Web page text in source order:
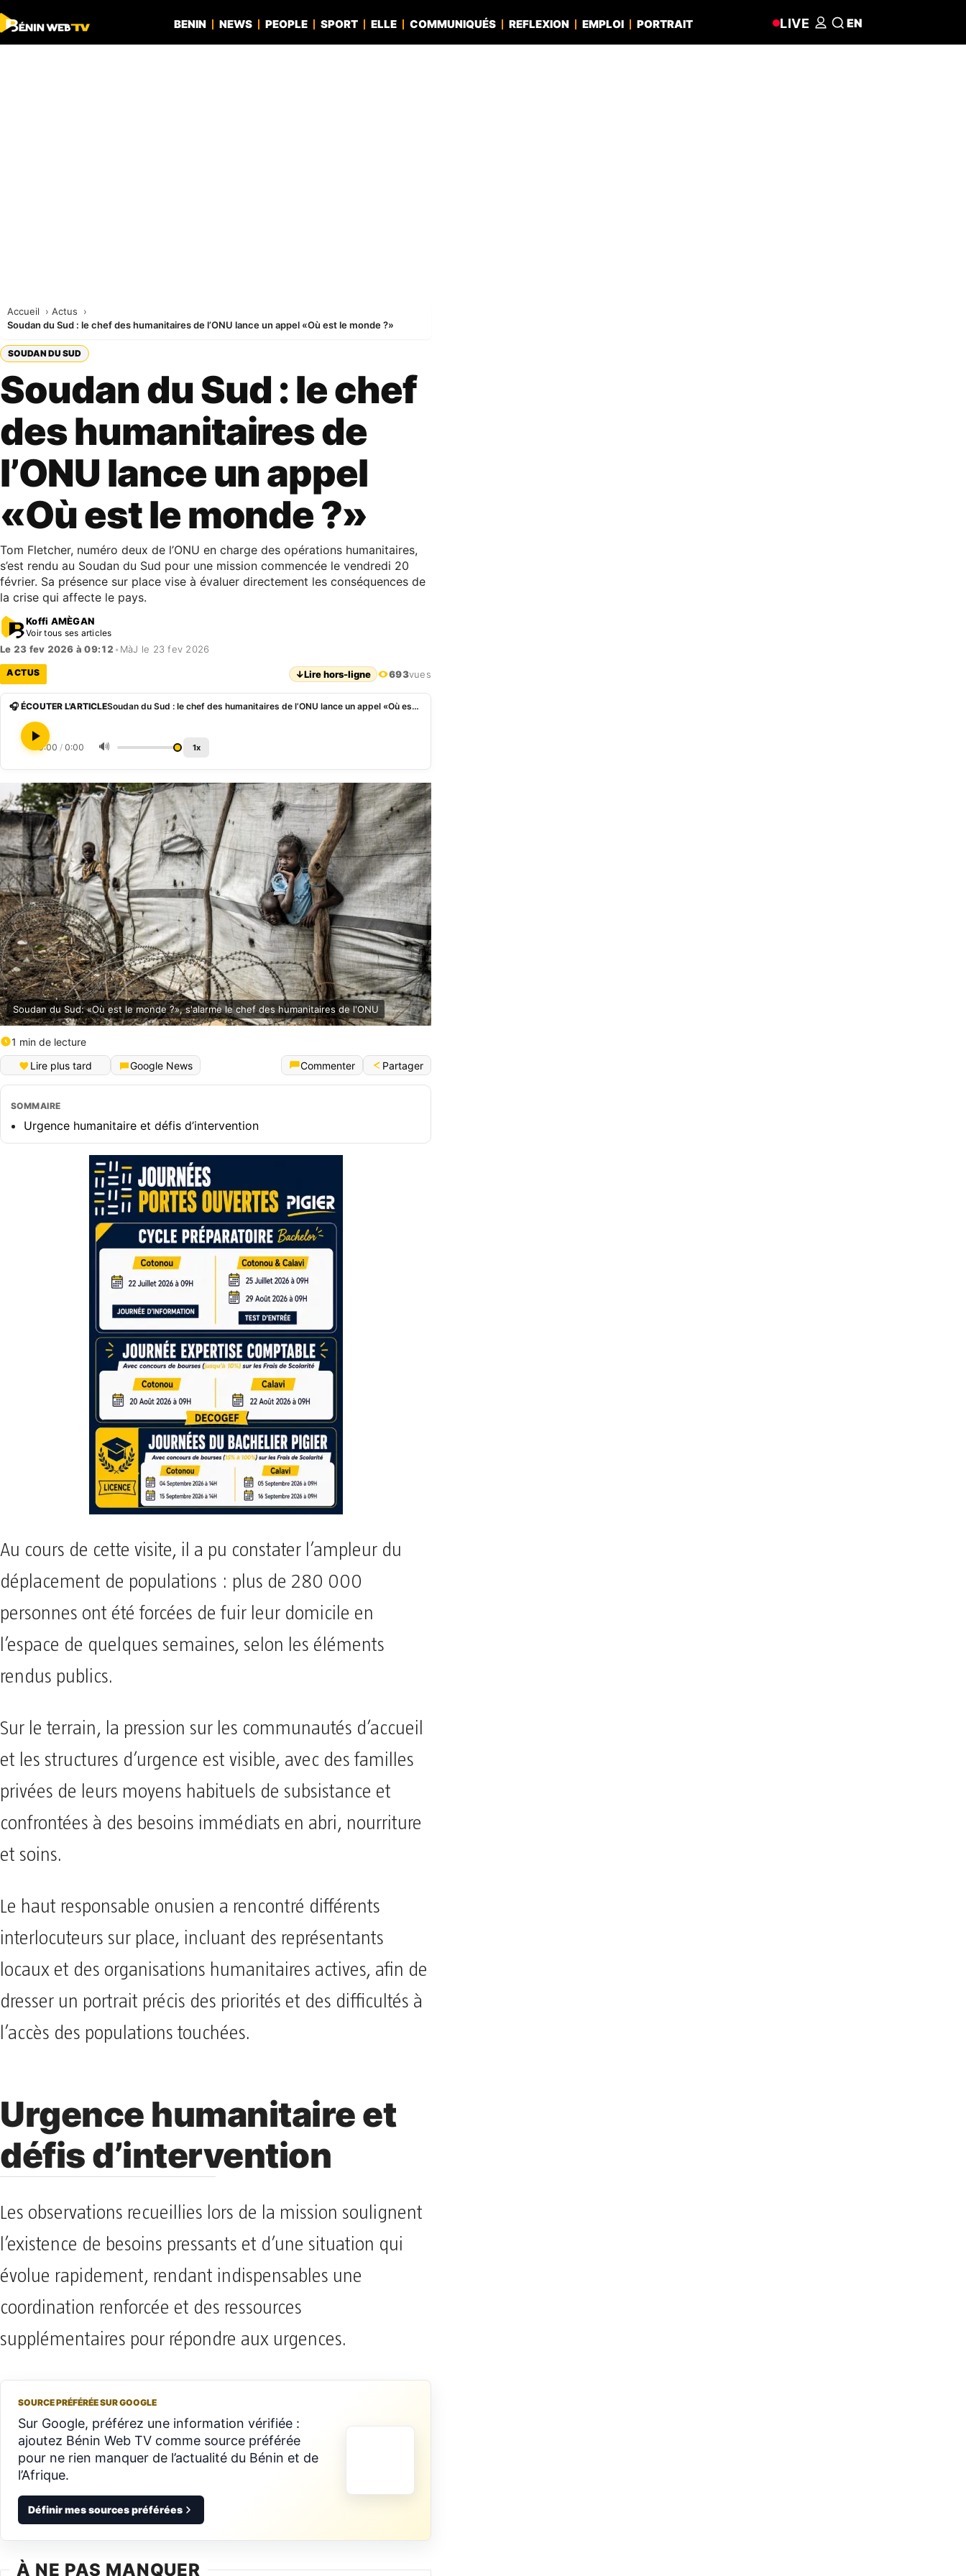
BENIN NEWS PEOPLE SPORT ELLE COMMUNIQUÉS REFLEXION EMPLOI PORTRAIT LIVE EN
Accueil
Actus
Soudan du Sud : le chef des humanitaires de l’ONU lance un appel «Où est le monde ?»
SOUDAN DU SUD
Soudan du Sud : le chef
des humanitaires de
l’ONU lance un appel
«Où est le monde ?»
Tom Fletcher, numéro deux de l’ONU en charge des opérations humanitaires,
s’est rendu au Soudan du Sud pour une mission commencée le vendredi 20
février. Sa présence sur place vise à évaluer directement les conséquences de
la crise qui affecte le pays.
Koffi AMÈGAN
Voir tous ses articles
Le 23 fev 2026 à 09:12 • MàJ le 23 fev 2026
ACTUS ↓Lire hors-ligne 693vues
🎧 ÉCOUTER L'ARTICLE Soudan du Sud : le chef des humanitaires de l’ONU lance un appel «Où est le monde ?»
0:00 / 0:00 🔊 1x
Soudan du Sud: «Où est le monde ?», s'alarme le chef des humanitaires de l'ONU
1 min de lecture
Lire plus tard
Google News Commenter Partager
SOMMAIRE
Urgence humanitaire et défis d’intervention
Au cours de cette visite, il a pu constater l’ampleur du
déplacement de populations : plus de 280 000
personnes ont été forcées de fuir leur domicile en
l’espace de quelques semaines, selon les éléments
rendus publics.
Sur le terrain, la pression sur les communautés d’accueil
et les structures d’urgence est visible, avec des familles
privées de leurs moyens habituels de subsistance et
confrontées à des besoins immédiats en abri, nourriture
et soins.
Le haut responsable onusien a rencontré différents
interlocuteurs sur place, incluant des représentants
locaux et des organisations humanitaires actives, afin de
dresser un portrait précis des priorités et des difficultés à
l’accès des populations touchées.
Urgence humanitaire et
défis d’intervention
Les observations recueillies lors de la mission soulignent
l’existence de besoins pressants et d’une situation qui
évolue rapidement, rendant indispensables une
coordination renforcée et des ressources
supplémentaires pour répondre aux urgences.
SOURCE PRÉFÉRÉE SUR GOOGLE
Sur Google, préférez une information vérifiée :
ajoutez Bénin Web TV comme source préférée
pour ne rien manquer de l’actualité du Bénin et de
l’Afrique.
Définir mes sources préférées
À NE PAS MANQUER